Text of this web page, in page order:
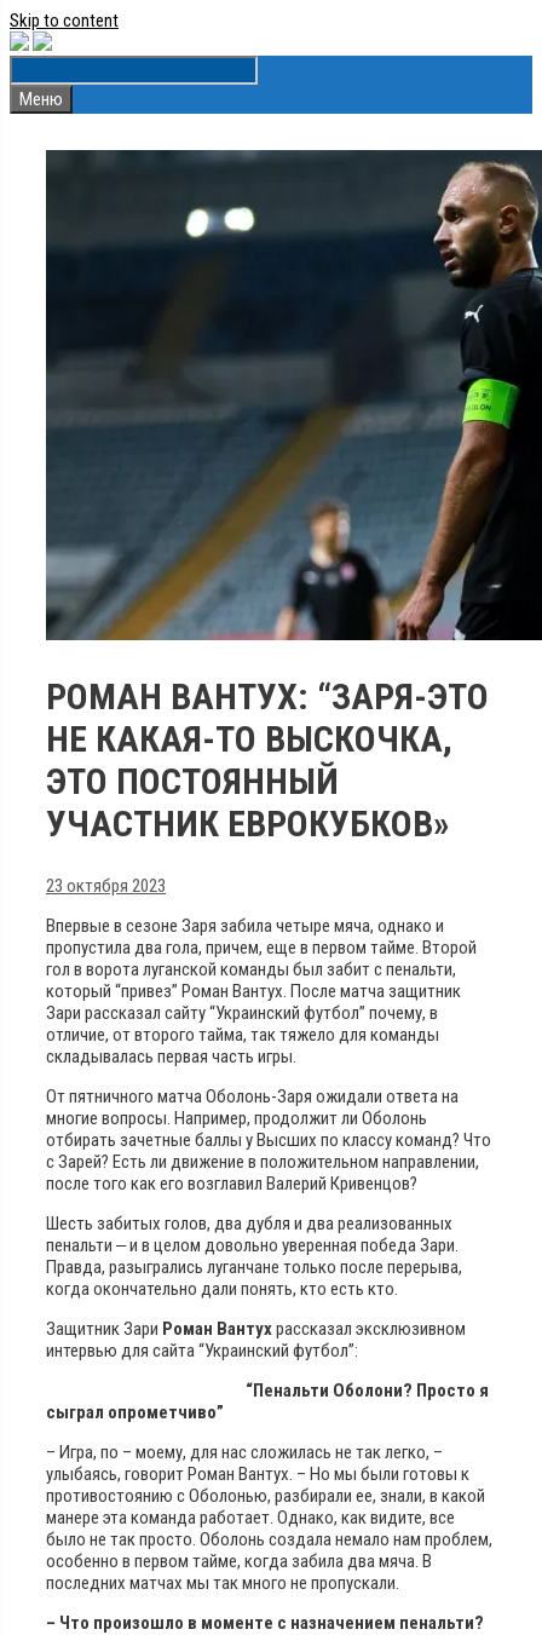
Skip to content
Меню
РОМАН ВАНТУХ: “ЗАРЯ-ЭТО
НЕ КАКАЯ-ТО ВЫСКОЧКА,
ЭТО ПОСТОЯННЫЙ
УЧАСТНИК ЕВРОКУБКОВ»
23 октября 2023
Впервые в сезоне Заря забила четыре мяча, однако и
пропустила два гола, причем, еще в первом тайме. Второй
гол в ворота луганской команды был забит с пенальти,
который “привез” Роман Вантух. После матча защитник
Зари рассказал сайту “Украинский футбол” почему, в
отличие, от второго тайма, так тяжело для команды
складывалась первая часть игры.
От пятничного матча Оболонь-Заря ожидали ответа на
многие вопросы. Например, продолжит ли Оболонь
отбирать зачетные баллы у Высших по классу команд? Что
с Зарей? Есть ли движение в положительном направлении,
после того как его возглавил Валерий Кривенцов?
Шесть забитых голов, два дубля и два реализованных
пенальти ‒ и в целом довольно уверенная победа Зари.
Правда, разыгрались луганчане только после перерыва,
когда окончательно дали понять, кто есть кто.
Защитник Зари Роман Вантухрассказал эксклюзивном
интервью для сайта “Украинский футбол”:
“Пенальти Оболони? Просто я
сыграл опрометчиво”
– Игра, по – моему, для нас сложилась не так легко, –
улыбаясь, говорит Роман Вантух. – Но мы были готовы к
противостоянию с Оболонью, разбирали ее, знали, в какой
манере эта команда работает. Однако, как видите, все
было не так просто. Оболонь создала немало нам проблем,
особенно в первом тайме, когда забила два мяча. В
последних матчах мы так много не пропускали.
– Что произошло в моменте с назначением пенальти?